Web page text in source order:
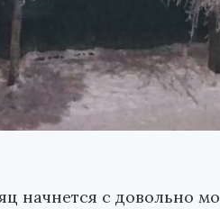
начнется с довольно